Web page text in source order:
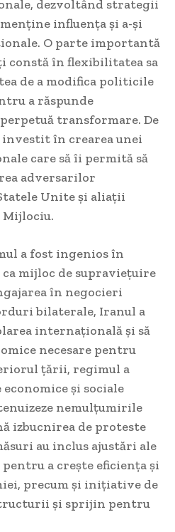
dezvoltând strategii
influența și a-și
O parte importantă
constă în flexibilitatea sa
de a modifica politicile
a răspunde
transformare. De
investit în crearea unei
care să îi permită să
adversarilor
Unite și aliații
a fost ingenios în
mijloc de supraviețuire
în negocieri
bilaterale, Iranul a
internațională și să
necesare pentru
țării, regimul a
și sociale
nemulțumirile
izbucnirea de proteste
au inclus ajustări ale
a crește eficiența și
precum și inițiative de
și sprijin pentru